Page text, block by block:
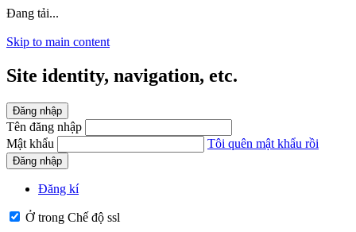
Đang tải...
Skip to main content
Site identity, navigation, etc.
Đăng nhập
Tên đăng nhập
Mật khẩu
Tôi quên mật khẩu rồi
Đăng nhập
Đăng kí
Ở trong Chế độ ssl